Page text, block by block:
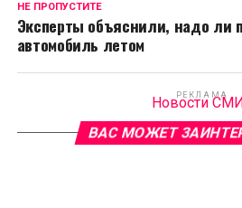
НЕ ПРОПУСТИТЕ
Эксперты объяснили, надо ли
автомобиль летом
РЕКЛАМА
Новости
ВАС МОЖЕТ